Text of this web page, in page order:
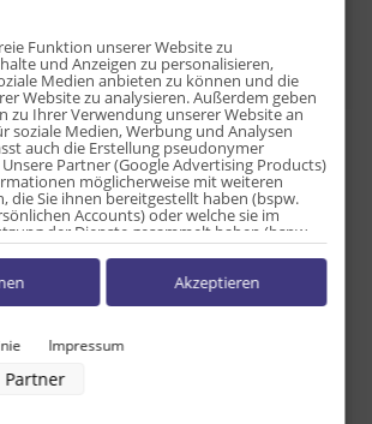
Caesar
Wish Bone Ranch Dressing
237ml
4,99 €*
21,05 € pro 1 l
Funktion unserer Website zu
und Anzeigen zu personalisieren,
Medien anbieten zu können und die
Website zu analysieren. Außerdem geben
zu Ihrer Verwendung unserer Website an
soziale Medien, Werbung und Analysen
auch die Erstellung pseudonymer
Partner (Google Advertising Products)
möglicherweise mit weiteren
die Sie ihnen bereitgestellt haben (bspw.
Accounts) oder welche sie im
der Dienste gesammelt haben (bspw.
Geräte). Ihre Einwilligung zur Nutzung
können Sie jederzeit widerrufen,
Datenschutz-Button links unten klicken und
Anpassungen vornehmen.
durch unsere Partner:
Daten zur Auswahl von Werbeanzeigen
Impressum
Partner
Akzeptieren